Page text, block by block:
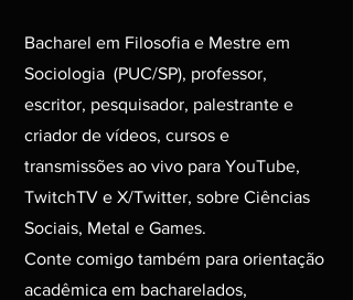
Bacharel em Filosofia e Mestre em
Sociologia (PUC/SP), professor,
escritor, pesquisador, palestrante e
criador de vídeos, cursos e
transmissões ao vivo para YouTube,
TwitchTV e X/Twitter, sobre Ciências
Sociais, Metal e Games.
Conte comigo também para orientação
acadêmica em bacharelados,